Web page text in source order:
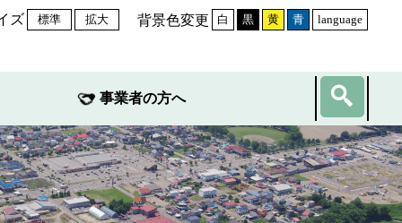
ズ 標準 拡大 背景色変更 白 黒 黄 青 language
事業者の方へ